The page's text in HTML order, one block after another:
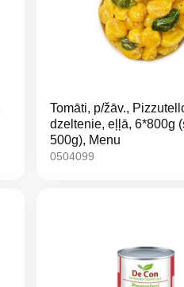
Tomāti, p/žāv.,
dzeltenie, eļļā, 6*800g
500g), Menu
0504099